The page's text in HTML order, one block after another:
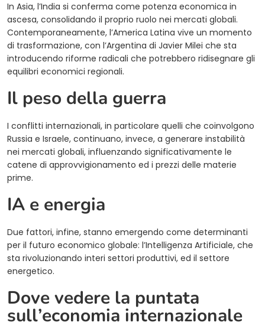
In Asia, l’India si conferma come potenza economica in
ascesa, consolidando il proprio ruolo nei mercati globali.
Contemporaneamente, l’America Latina vive un momento
di trasformazione, con l’Argentina di Javier Milei che sta
introducendo riforme radicali che potrebbero ridisegnare gli
equilibri economici regionali.
Il peso della guerra
I conflitti internazionali, in particolare quelli che coinvolgono
Russia e Israele, continuano, invece, a generare instabilità
nei mercati globali, influenzando significativamente le
catene di approvvigionamento ed i prezzi delle materie
prime.
IA e energia
Due fattori, infine, stanno emergendo come determinanti
per il futuro economico globale: l’Intelligenza Artificiale, che
sta rivoluzionando interi settori produttivi, ed il settore
energetico.
Dove vedere la puntata
sull’economia internazionale